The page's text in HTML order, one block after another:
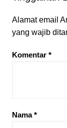
Alamat email
yang wajib
Komentar *
Nama*